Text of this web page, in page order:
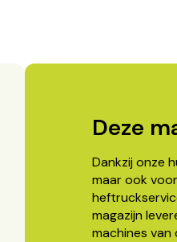
Deze
Dankzij onze
maar ook
magazijn
machines van